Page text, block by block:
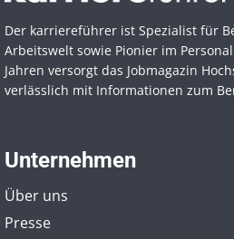
Der karriereführer ist Spezialist für
Arbeitswelt sowie Pionier im
Jahren versorgt das Jobmagazin
verlässlich mit Informationen zum
Unternehmen
Über uns
Presse